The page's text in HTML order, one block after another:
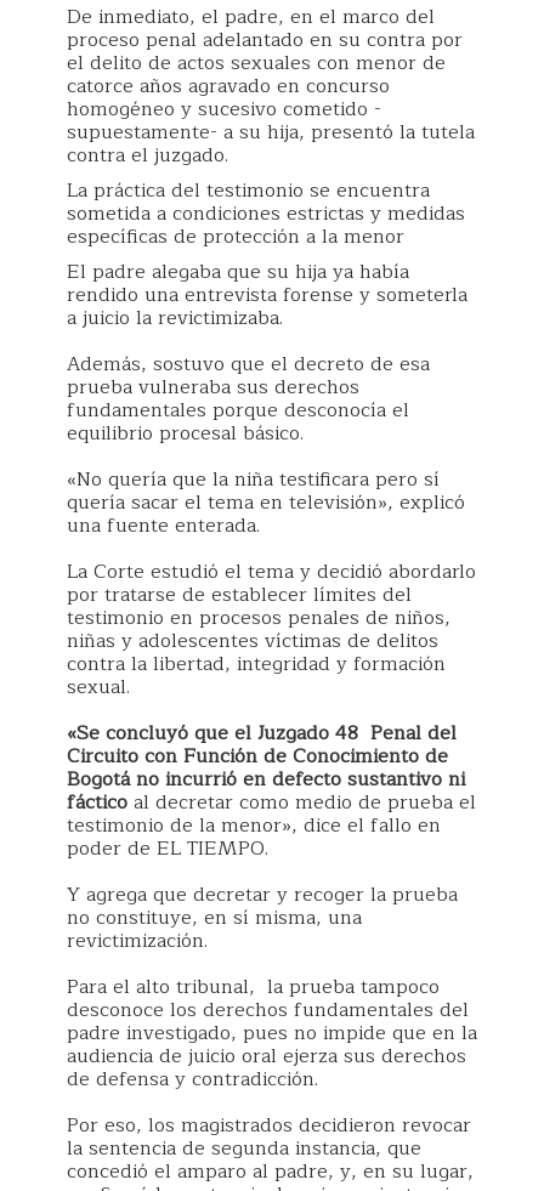
De inmediato, el padre, en el marco del
proceso penal adelantado en su contra por
el delito de actos sexuales con menor de
catorce años agravado en concurso
homogéneo y sucesivo cometido -
supuestamente- a su hija, presentó la tutela
contra el juzgado.
La práctica del testimonio se encuentra
sometida a condiciones estrictas y medidas
específicas de protección a la menor
El padre alegaba que su hija ya había
rendido una entrevista forense y someterla
a juicio la revictimizaba.
Además, sostuvo que el decreto de esa
prueba vulneraba sus derechos
fundamentales porque desconocía el
equilibrio procesal básico.
«No quería que la niña testificara pero sí
quería sacar el tema en televisión», explicó
una fuente enterada.
La Corte estudió el tema y decidió abordarlo
por tratarse de establecer límites del
testimonio en procesos penales de niños,
niñas y adolescentes víctimas de delitos
contra la libertad, integridad y formación
sexual.
«Se concluyó que el Juzgado 48 Penal del
Circuito con Función de Conocimiento de
Bogotá no incurrió en defecto sustantivo ni
fácticoal decretar como medio de prueba el
testimonio de la menor», dice el fallo en
poder de EL TIEMPO.
Y agrega que decretar y recoger la prueba
no constituye, en sí misma, una
revictimización.
Para el alto tribunal, la prueba tampoco
desconoce los derechos fundamentales del
padre investigado, pues no impide que en la
audiencia de juicio oral ejerza sus derechos
de defensa y contradicción.
Por eso, los magistrados decidieron revocar
la sentencia de segunda instancia, que
concedió el amparo al padre, y, en su lugar,